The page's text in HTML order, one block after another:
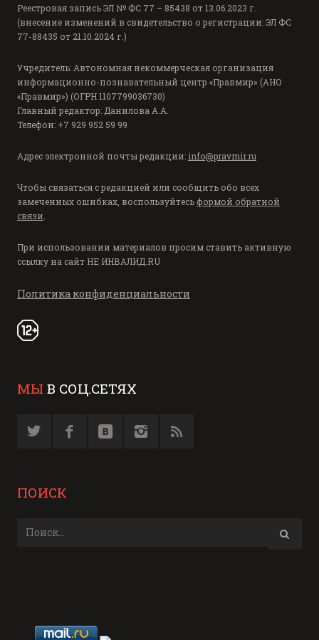
Реестровая запись ЭЛ № ФС 77 – 85438 от 13.06.2023 г.
(внесение изменений в свидетельство о регистрации: ЭЛ ФС
77-88435 от 21.10.2024 г.)
Учредитель: Автономная некоммерческая организация
информационно-познавательный центр «Правмир» (АНО
«Правмир») (ОГРН 1107799036730)
Главный редактор: Данилова А.А.
Телефон: +7 929 952 59 99
Адрес электронной почты редакции: info@pravmir.ru
Чтобы связаться с редакцией или сообщить обо всех
замеченных ошибках, воспользуйтесь формой обратной
связи
При использовании материалов просим ставить активную
ссылку на сайт НЕ ИНВАЛИД.RU
Политика конфиденциальности
МЫ В СОЦ.СЕТЯХ
ПОИСК